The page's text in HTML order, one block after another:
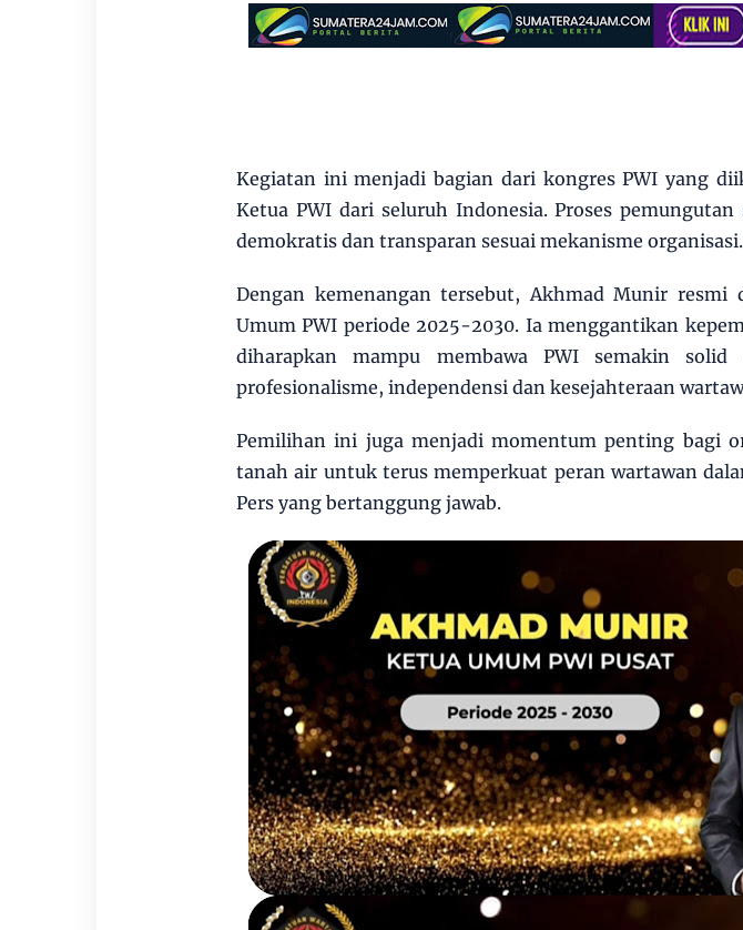
Kegiatan ini menjadi bagian dari kongres PWI yang
Ketua PWI dari seluruh Indonesia. Proses
demokratis dan transparan sesuai mekanisme organisasi.
Dengan kemenangan tersebut, Akhmad Munir resmi
Umum PWI periode 2025-2030. Ia menggantikan
diharapkan mampu membawa PWI semakin solid
profesionalisme, independensi dan kesejahteraan
Pemilihan ini juga menjadi momentum penting bagi
tanah air untuk terus memperkuat peran wartawan
Pers yang bertanggung jawab.